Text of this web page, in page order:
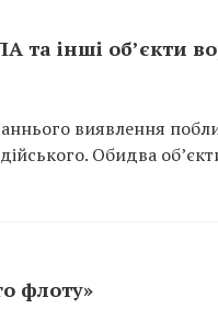
та інші об’єкти
виявлення
Обидва
флоту»